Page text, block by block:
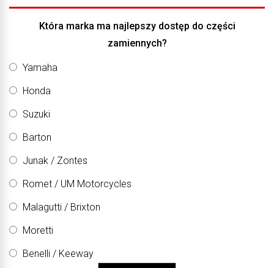
Która marka ma najlepszy dostęp do części
zamiennych?
Yamaha
Honda
Suzuki
Barton
Junak / Zontes
Romet / UM Motorcycles
Malagutti / Brixton
Moretti
Benelli / Keeway